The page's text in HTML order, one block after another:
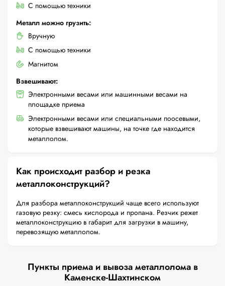
С помощью техники
Металл можно грузить:
Вручную
С помощью техники
Магнитом
Взвешивают:
Электронными весами или машинными весами на
площадке приема
Электронными весами или специальными поосевыми,
которые взвешивают машины, на точке где находится
металлолом.
Как происходит разбор и резка
металлоконструкций?
Для разбора металлоконструкций чаще всего используют
газовую резку: смесь кислорода и пропана. Резчик режет
металлоконструкцию в габарит для загрузки в машину,
перевозящую металлолом.
Пункты приема и вывоза металлолома в
Каменске-Шахтинском